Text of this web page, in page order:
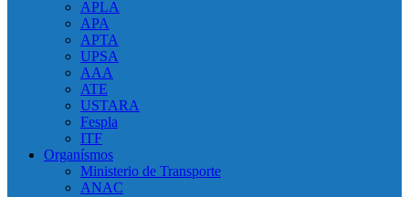
APLA
APA
APTA
UPSA
AAA
ATE
USTARA
Fespla
ITF
Organísmos
Ministerio de Transporte
ANAC